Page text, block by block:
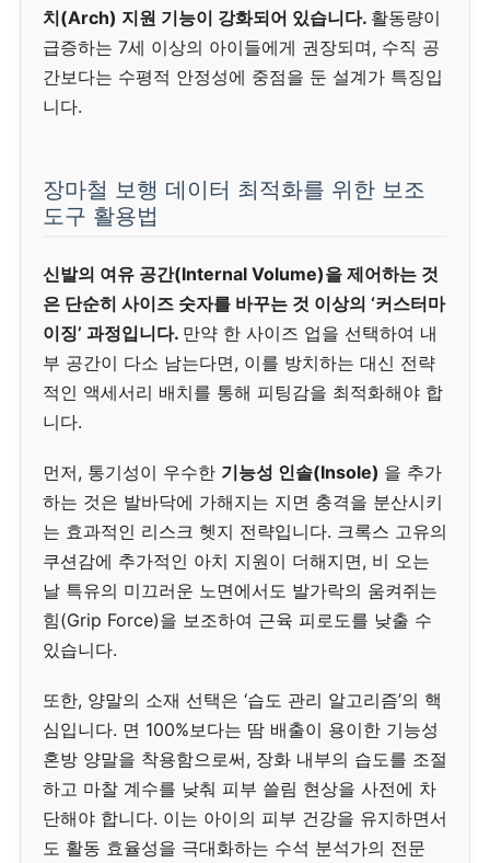
치(Arch) 지원 기능이 강화되어 있습니다. 활동량이
급증하는 7세 이상의 아이들에게 권장되며, 수직 공
간보다는 수평적 안정성에 중점을 둔 설계가 특징입
니다.
장마철 보행 데이터 최적화를 위한 보조
도구 활용법
신발의 여유 공간(Internal Volume)을 제어하는 것
은 단순히 사이즈 숫자를 바꾸는 것 이상의 ‘커스터마
이징’ 과정입니다. 만약 한 사이즈 업을 선택하여 내
부 공간이 다소 남는다면, 이를 방치하는 대신 전략
적인 액세서리 배치를 통해 피팅감을 최적화해야 합
니다.
먼저, 통기성이 우수한 기능성 인솔(Insole) 을 추가
하는 것은 발바닥에 가해지는 지면 충격을 분산시키
는 효과적인 리스크 헷지 전략입니다. 크록스 고유의
쿠션감에 추가적인 아치 지원이 더해지면, 비 오는
날 특유의 미끄러운 노면에서도 발가락의 움켜쥐는
힘(Grip Force)을 보조하여 근육 피로도를 낮출 수
있습니다.
또한, 양말의 소재 선택은 ‘습도 관리 알고리즘’의 핵
심입니다. 면 100%보다는 땀 배출이 용이한 기능성
혼방 양말을 착용함으로써, 장화 내부의 습도를 조절
하고 마찰 계수를 낮춰 피부 쓸림 현상을 사전에 차
단해야 합니다. 이는 아이의 피부 건강을 유지하면서
도 활동 효율성을 극대화하는 수석 분석가의 전문